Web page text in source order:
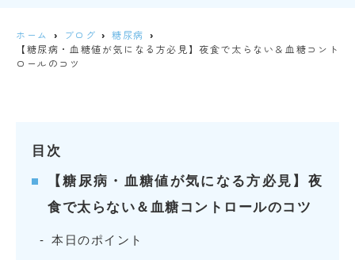
ホーム ブログ
糖尿病
【糖尿病・血糖値が気になる方必見】夜食で太らない＆血糖コント
ロールのコツ
目次
【糖尿病・血糖値が気になる方必見】夜
食で太らない＆血糖コントロールのコツ
本日のポイント